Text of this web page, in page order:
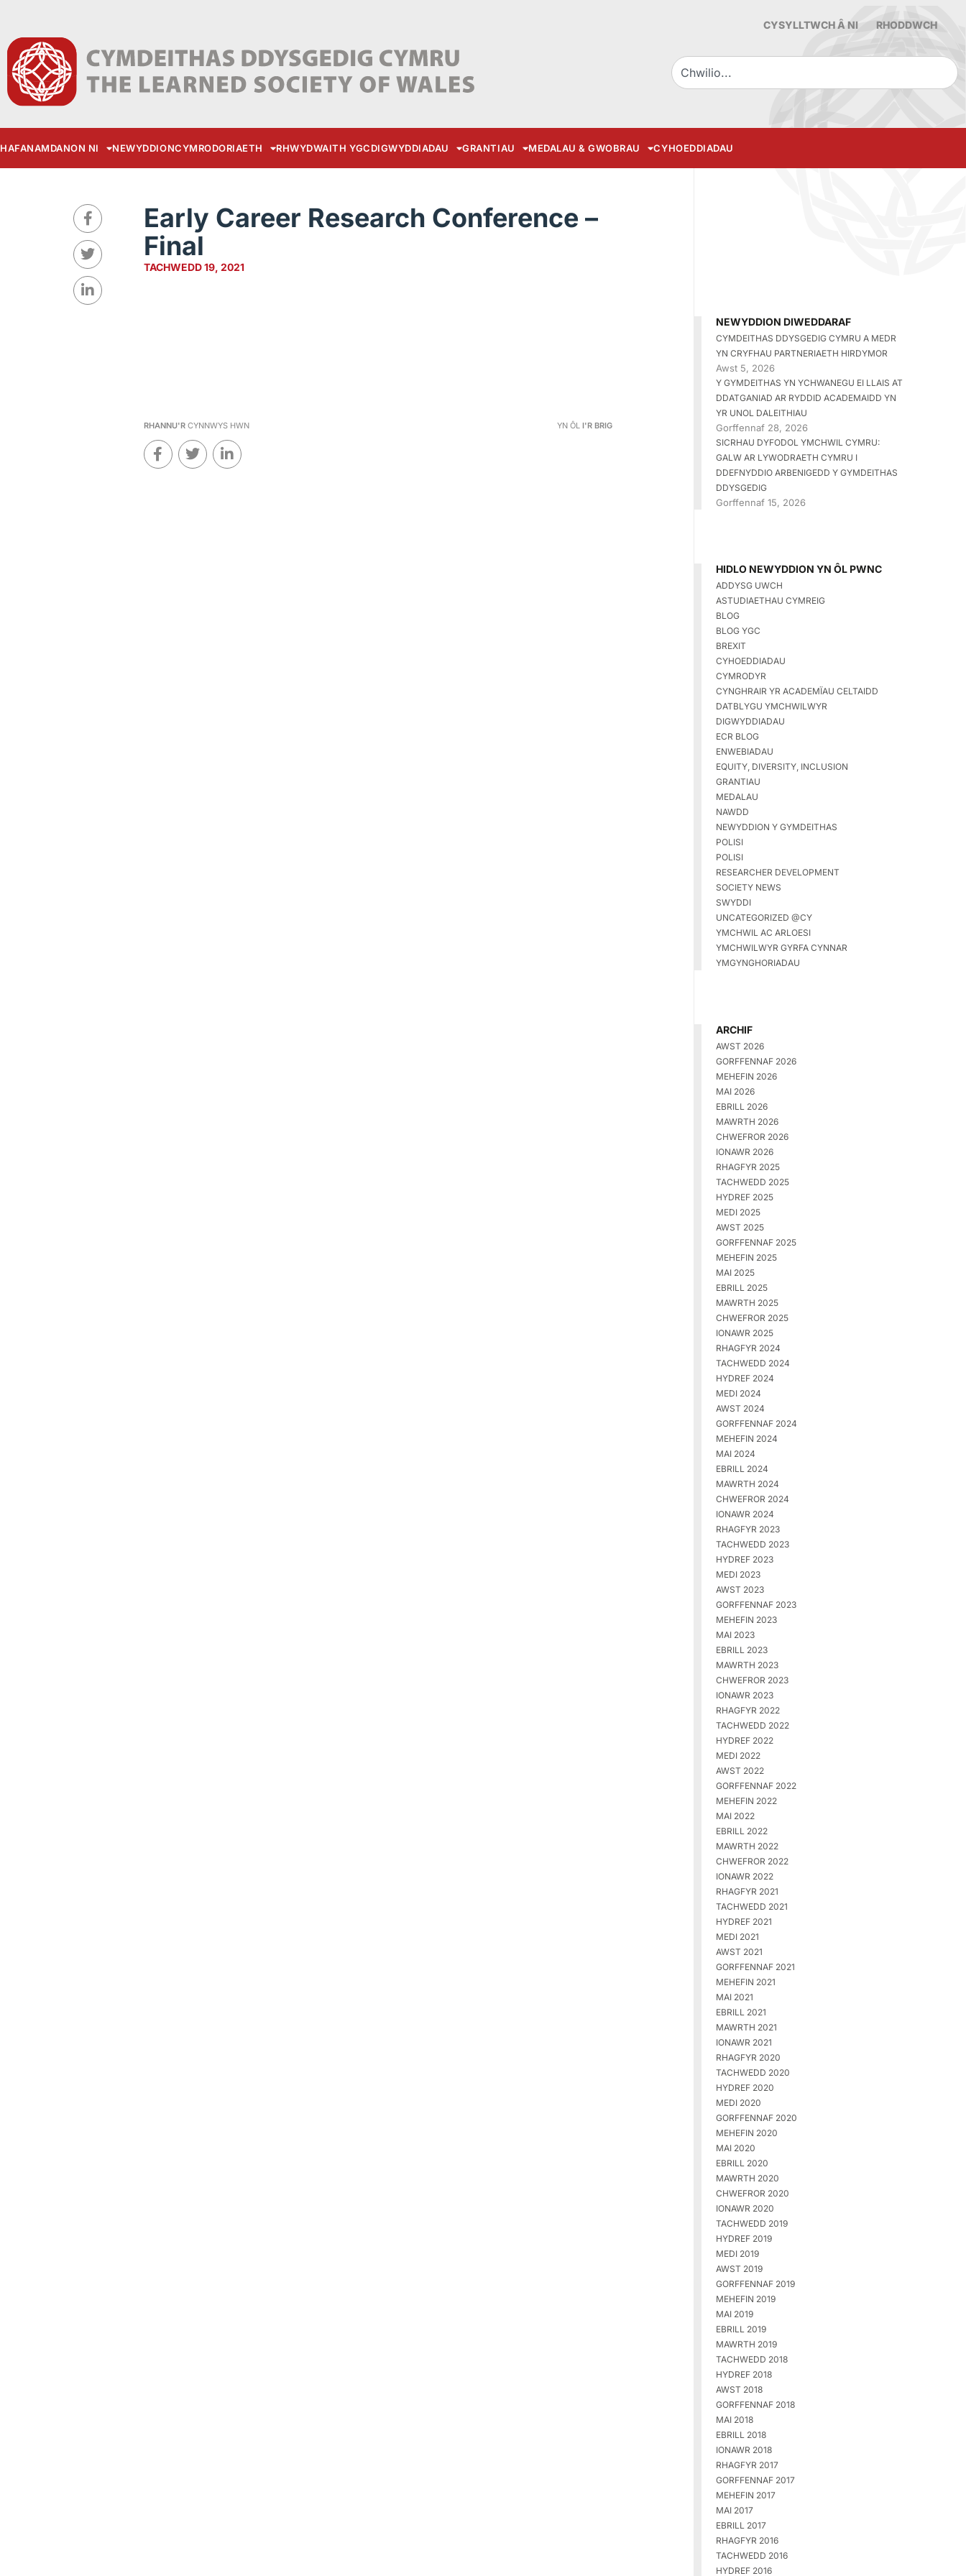
CYSYLLTWCH Â NI RHODDWCH
HAFANAMDANON NI NEWYDDIONCYMRODORIAETH RHWYDWAITH YGCDIGWYDDIADAU GRANTIAU MEDALAU & GWOBRAU CYHOEDDIADAU
Early Career Research Conference –
Final
TACHWEDD 19, 2021
RHANNU'RCYNNWYS HWN YN ÔL I'R BRIG
NEWYDDION DIWEDDARAF
CYMDEITHAS DDYSGEDIG CYMRU A MEDR
YN CRYFHAU PARTNERIAETH HIRDYMOR
Awst 5, 2026
Y GYMDEITHAS YN YCHWANEGU EI LLAIS AT
DDATGANIAD AR RYDDID ACADEMAIDD YN
YR UNOL DALEITHIAU
Gorffennaf 28, 2026
SICRHAU DYFODOL YMCHWIL CYMRU:
GALW AR LYWODRAETH CYMRU I
DDEFNYDDIO ARBENIGEDD Y GYMDEITHAS
DDYSGEDIG
Gorffennaf 15, 2026
HIDLO NEWYDDION YN ÔL PWNC
ADDYSG UWCH
ASTUDIAETHAU CYMREIG
BLOG
BLOG YGC
BREXIT
CYHOEDDIADAU
CYMRODYR
CYNGHRAIR YR ACADEMÏAU CELTAIDD
DATBLYGU YMCHWILWYR
DIGWYDDIADAU
ECR BLOG
ENWEBIADAU
EQUITY, DIVERSITY, INCLUSION
GRANTIAU
MEDALAU
NAWDD
NEWYDDION Y GYMDEITHAS
POLISI
POLISI
RESEARCHER DEVELOPMENT
SOCIETY NEWS
SWYDDI
UNCATEGORIZED @CY
YMCHWIL AC ARLOESI
YMCHWILWYR GYRFA CYNNAR
YMGYNGHORIADAU
ARCHIF
AWST 2026
GORFFENNAF 2026
MEHEFIN 2026
MAI 2026
EBRILL 2026
MAWRTH 2026
CHWEFROR 2026
IONAWR 2026
RHAGFYR 2025
TACHWEDD 2025
HYDREF 2025
MEDI 2025
AWST 2025
GORFFENNAF 2025
MEHEFIN 2025
MAI 2025
EBRILL 2025
MAWRTH 2025
CHWEFROR 2025
IONAWR 2025
RHAGFYR 2024
TACHWEDD 2024
HYDREF 2024
MEDI 2024
AWST 2024
GORFFENNAF 2024
MEHEFIN 2024
MAI 2024
EBRILL 2024
MAWRTH 2024
CHWEFROR 2024
IONAWR 2024
RHAGFYR 2023
TACHWEDD 2023
HYDREF 2023
MEDI 2023
AWST 2023
GORFFENNAF 2023
MEHEFIN 2023
MAI 2023
EBRILL 2023
MAWRTH 2023
CHWEFROR 2023
IONAWR 2023
RHAGFYR 2022
TACHWEDD 2022
HYDREF 2022
MEDI 2022
AWST 2022
GORFFENNAF 2022
MEHEFIN 2022
MAI 2022
EBRILL 2022
MAWRTH 2022
CHWEFROR 2022
IONAWR 2022
RHAGFYR 2021
TACHWEDD 2021
HYDREF 2021
MEDI 2021
AWST 2021
GORFFENNAF 2021
MEHEFIN 2021
MAI 2021
EBRILL 2021
MAWRTH 2021
IONAWR 2021
RHAGFYR 2020
TACHWEDD 2020
HYDREF 2020
MEDI 2020
GORFFENNAF 2020
MEHEFIN 2020
MAI 2020
EBRILL 2020
MAWRTH 2020
CHWEFROR 2020
IONAWR 2020
TACHWEDD 2019
HYDREF 2019
MEDI 2019
AWST 2019
GORFFENNAF 2019
MEHEFIN 2019
MAI 2019
EBRILL 2019
MAWRTH 2019
TACHWEDD 2018
HYDREF 2018
AWST 2018
GORFFENNAF 2018
MAI 2018
EBRILL 2018
IONAWR 2018
RHAGFYR 2017
GORFFENNAF 2017
MEHEFIN 2017
MAI 2017
EBRILL 2017
RHAGFYR 2016
TACHWEDD 2016
HYDREF 2016